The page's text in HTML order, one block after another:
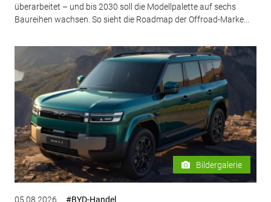
überarbeitet – und bis 2030 soll die Modellpalette auf sechs
Baureihen wachsen. So sieht die Roadmap der Offroad-Marke...
Bildergalerie
05.08.2026 #BYD-Handel